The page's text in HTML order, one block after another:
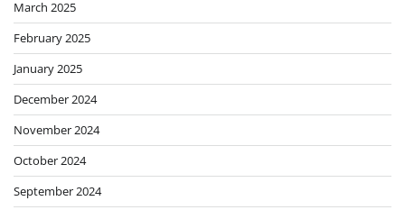
March 2025
February 2025
January 2025
December 2024
November 2024
October 2024
September 2024